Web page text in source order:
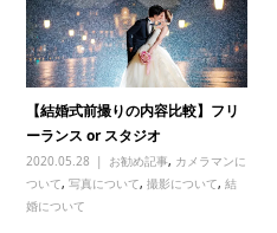
【結婚式前撮りの内容比較】フリ
ーランス or スタジオ
2020.05.28 お勧め記事, カメラマンに
ついて,写真について,撮影について,結
婚について